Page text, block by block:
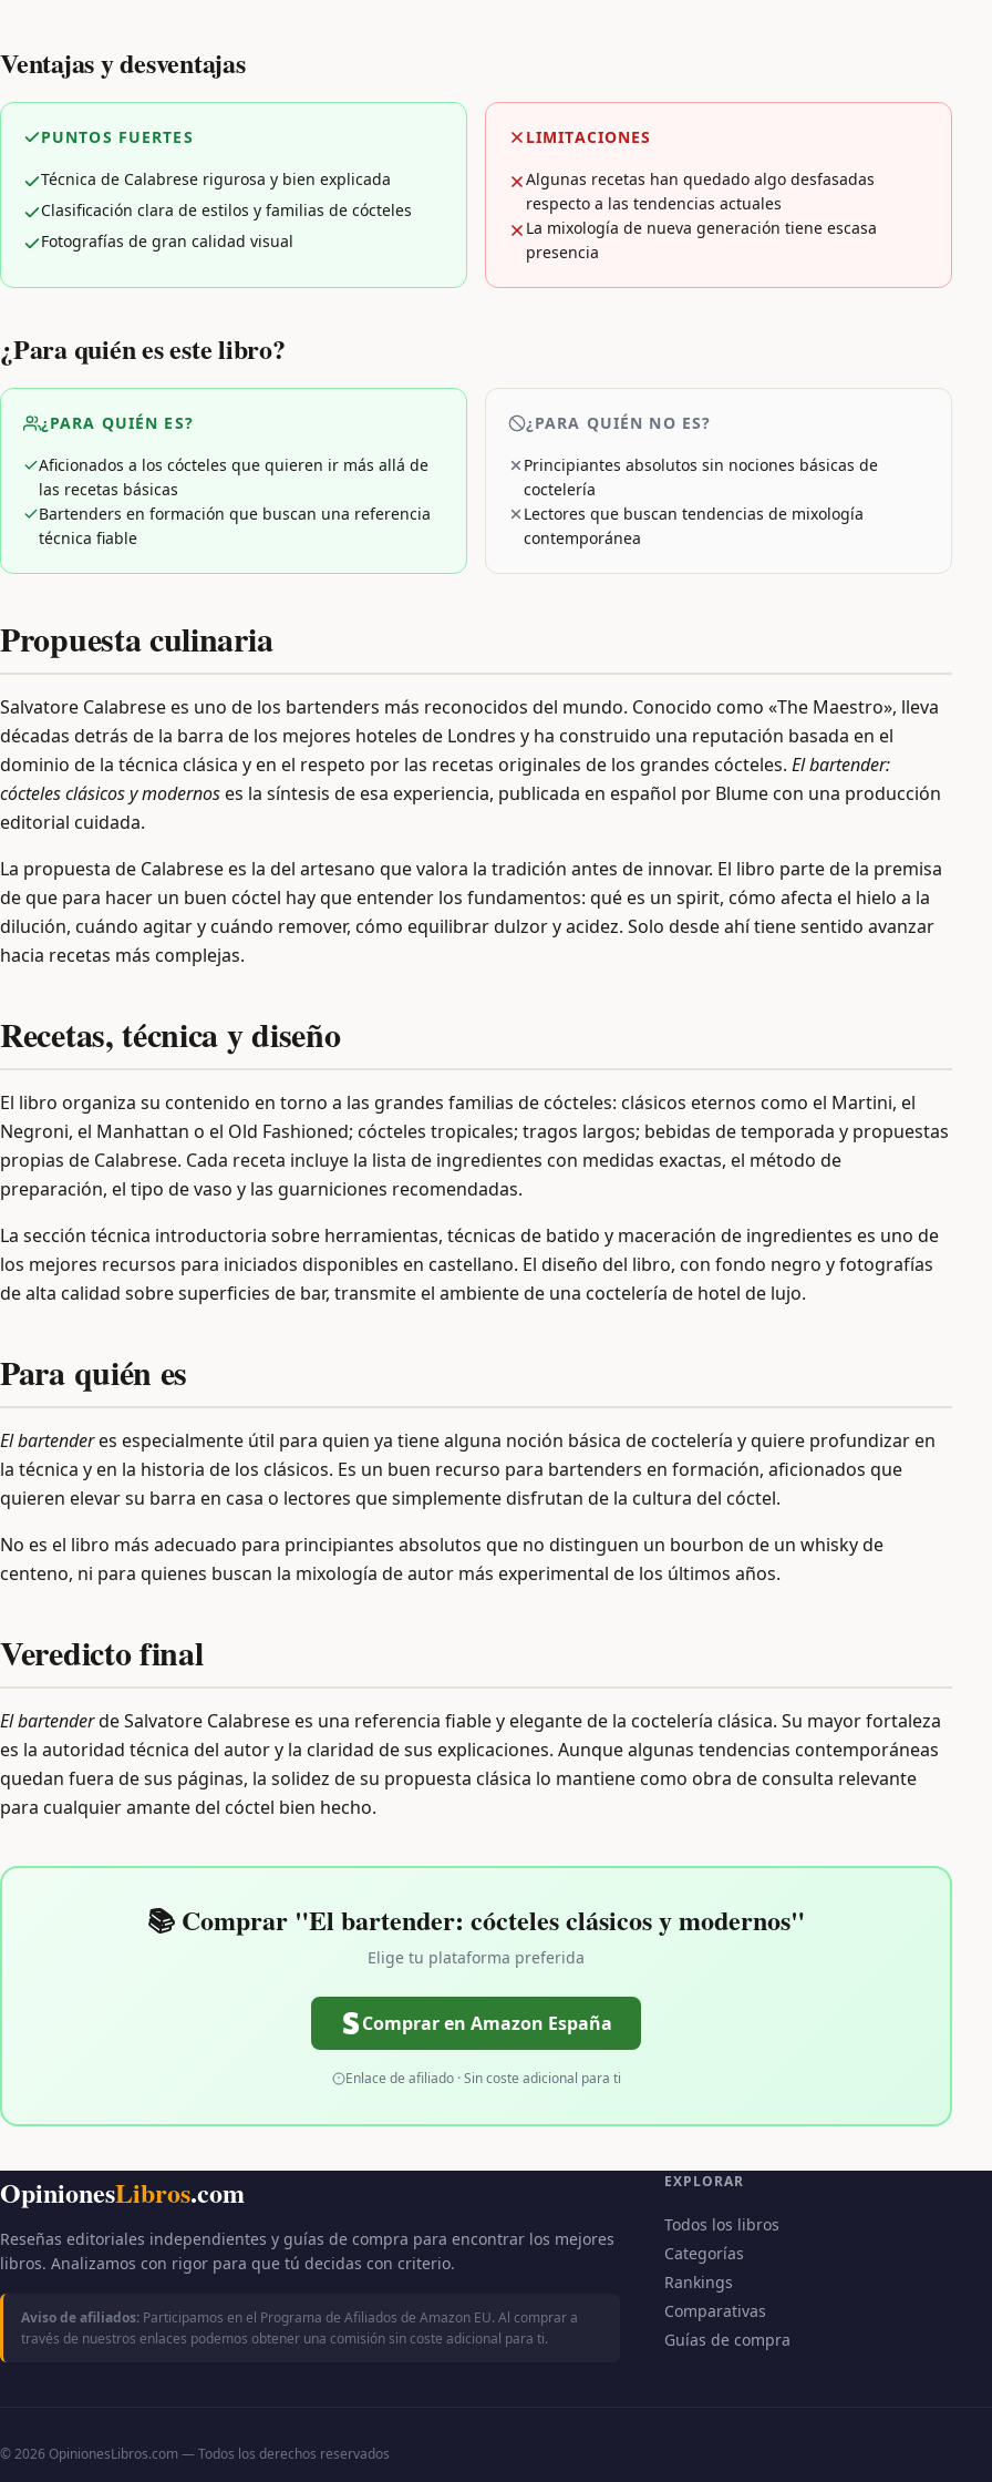
Ventajas y desventajas
PUNTOS FUERTES
Técnica de Calabrese rigurosa y bien explicada
Clasificación clara de estilos y familias de cócteles
Fotografías de gran calidad visual
LIMITACIONES
Algunas recetas han quedado algo desfasadas
respecto a las tendencias actuales
La mixología de nueva generación tiene escasa
presencia
¿Para quién es este libro?
¿PARA QUIÉN ES?
Aficionados a los cócteles que quieren ir más allá de
las recetas básicas
Bartenders en formación que buscan una referencia
técnica fiable
¿PARA QUIÉN NO ES?
Principiantes absolutos sin nociones básicas de
coctelería
Lectores que buscan tendencias de mixología
contemporánea
Propuesta culinaria
Salvatore Calabrese es uno de los bartenders más reconocidos del mundo. Conocido como «The Maestro», lleva
décadas detrás de la barra de los mejores hoteles de Londres y ha construido una reputación basada en el
dominio de la técnica clásica y en el respeto por las recetas originales de los grandes cócteles. El bartender:
cócteles clásicos y modernoses la síntesis de esa experiencia, publicada en español por Blume con una producción
editorial cuidada.
La propuesta de Calabrese es la del artesano que valora la tradición antes de innovar. El libro parte de la premisa
de que para hacer un buen cóctel hay que entender los fundamentos: qué es un spirit, cómo afecta el hielo a la
dilución, cuándo agitar y cuándo remover, cómo equilibrar dulzor y acidez. Solo desde ahí tiene sentido avanzar
hacia recetas más complejas.
Recetas, técnica y diseño
El libro organiza su contenido en torno a las grandes familias de cócteles: clásicos eternos como el Martini, el
Negroni, el Manhattan o el Old Fashioned; cócteles tropicales; tragos largos; bebidas de temporada y propuestas
propias de Calabrese. Cada receta incluye la lista de ingredientes con medidas exactas, el método de
preparación, el tipo de vaso y las guarniciones recomendadas.
La sección técnica introductoria sobre herramientas, técnicas de batido y maceración de ingredientes es uno de
los mejores recursos para iniciados disponibles en castellano. El diseño del libro, con fondo negro y fotografías
de alta calidad sobre superficies de bar, transmite el ambiente de una coctelería de hotel de lujo.
Para quién es
El bartenderes especialmente útil para quien ya tiene alguna noción básica de coctelería y quiere profundizar en
la técnica y en la historia de los clásicos. Es un buen recurso para bartenders en formación, aficionados que
quieren elevar su barra en casa o lectores que simplemente disfrutan de la cultura del cóctel.
No es el libro más adecuado para principiantes absolutos que no distinguen un bourbon de un whisky de
centeno, ni para quienes buscan la mixología de autor más experimental de los últimos años.
Veredicto final
El bartenderde Salvatore Calabrese es una referencia fiable y elegante de la coctelería clásica. Su mayor fortaleza
es la autoridad técnica del autor y la claridad de sus explicaciones. Aunque algunas tendencias contemporáneas
quedan fuera de sus páginas, la solidez de su propuesta clásica lo mantiene como obra de consulta relevante
para cualquier amante del cóctel bien hecho.
📚 Comprar "El bartender: cócteles clásicos y modernos"
Elige tu plataforma preferida
Comprar en Amazon España
Enlace de afiliado · Sin coste adicional para ti
OpinionesLibros.com
Reseñas editoriales independientes y guías de compra para encontrar los mejores
libros. Analizamos con rigor para que tú decidas con criterio.
Aviso de afiliados: Participamos en el Programa de Afiliados de Amazon EU. Al comprar a
través de nuestros enlaces podemos obtener una comisión sin coste adicional para ti.
EXPLORAR
Todos los libros
Categorías
Rankings
Comparativas
Guías de compra
© 2026 OpinionesLibros.com — Todos los derechos reservados